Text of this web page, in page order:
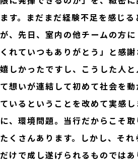
ます。まだまだ経験不足を感じ
が、先日、室内の他チームの方
くれていつもありがとう」と感
嬉しかったですし、こうした人
て想いが連結して初めて社会を
ているということを改めて実感
に、環境問題。当行だからこそ
たくさんあります。しかし、そ
だけで成し遂げられるものでは